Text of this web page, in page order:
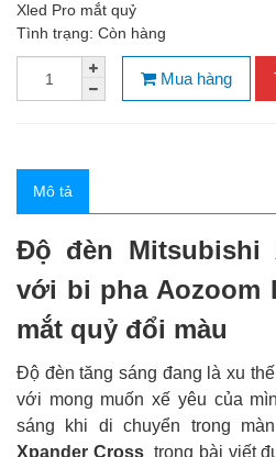
Xled Pro mắt quỷ
Tình trạng: Còn hàng
Mua hàng
Mô tả
Độ đèn Mitsubishi
với bi pha Aozoom
mắt quỷ đổi màu
Độ đèn tăng sáng đang là xu
với mong muốn xế yêu của
sáng khi di chuyển trong
Xpander Cross trong bài viết